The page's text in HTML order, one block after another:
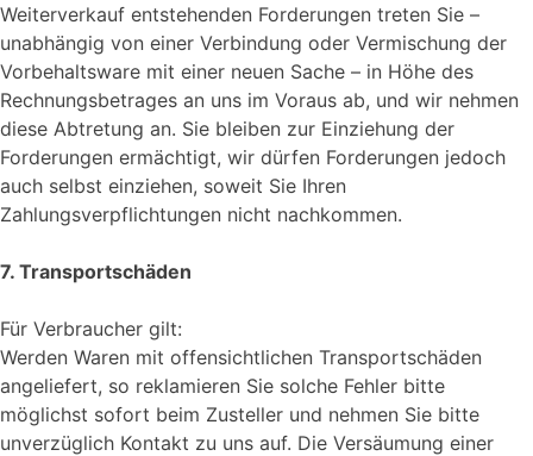
Weiterverkauf entstehenden Forderungen treten Sie –
unabhängig von einer Verbindung oder Vermischung der
Vorbehaltsware mit einer neuen Sache – in Höhe des
Rechnungsbetrages an uns im Voraus ab, und wir nehmen
diese Abtretung an. Sie bleiben zur Einziehung der
Forderungen ermächtigt, wir dürfen Forderungen jedoch
auch selbst einziehen, soweit Sie Ihren
Zahlungsverpflichtungen nicht nachkommen.
7. Transportschäden
Für Verbraucher gilt:
Werden Waren mit offensichtlichen Transportschäden
angeliefert, so reklamieren Sie solche Fehler bitte
möglichst sofort beim Zusteller und nehmen Sie bitte
unverzüglich Kontakt zu uns auf. Die Versäumung einer